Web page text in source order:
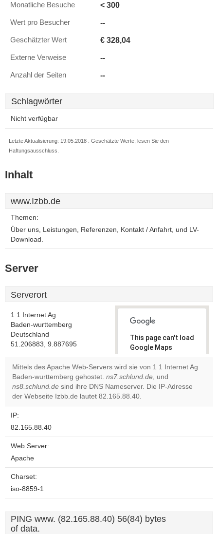
Monatliche Besuche < 300
Wert pro Besucher --
Geschätzter Wert € 328,04
Externe Verweise --
Anzahl der Seiten --
Schlagwörter
Nicht verfügbar
Letzte Aktualisierung: 19.05.2018 . Geschätzte Werte, lesen Sie den
Haftungsausschluss.
Inhalt
www.Izbb.de
Themen:
Über uns, Leistungen, Referenzen, Kontakt / Anfahrt, und LV-
Download.
Server
Serverort
1 1 Internet Ag
Baden-wurttemberg
Deutschland
51.206883, 9.887695
This page can't load
Google Maps
correctly.
Do you
own this
website?
OK
Mittels des Apache Web-Servers wird sie von 1 1 Internet Ag
Baden-wurttemberg gehostet. ns7.schlund.de, und
ns8.schlund.de sind ihre DNS Nameserver. Die IP-Adresse
der Webseite Izbb.de lautet 82.165.88.40.
IP:
82.165.88.40
Web Server:
Apache
Charset:
iso-8859-1
PING www. (82.165.88.40) 56(84) bytes
of data.